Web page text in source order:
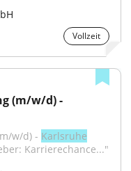
Vollzeit
w/d) - Karlsruhe
Karrierechance..."